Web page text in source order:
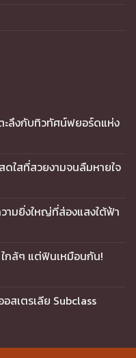
ะลึงกับทิวทัศน์ฟยอร์ดแห่ง
ดใสที่สวยงามจนลืมหายใจ
ามยิ่งใหญ่ที่ส่องแสงใต้ฟ้า
กล้ๆ แต่ฟินเหมือนกัน!
สเตรเลีย Subclass